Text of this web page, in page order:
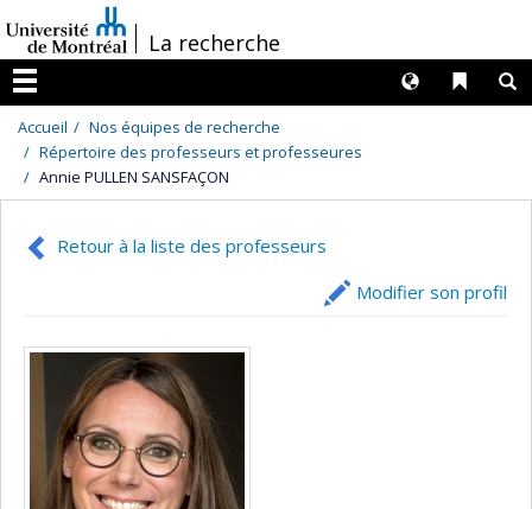
au
contenu
/La recherche
Menu
Liens
Langues
Accueil
Nos équipes de recherche
Répertoire des professeurs et professeures
Annie PULLEN SANSFAÇON
Retour à la liste des professeurs
Modifier son profil